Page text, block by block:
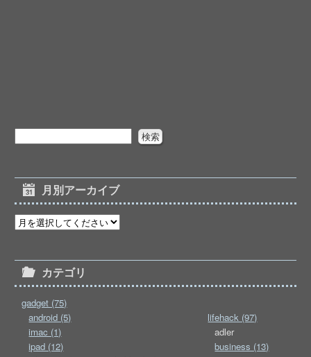
月別アーカイブ
カテゴリ
gadget (75)
android (5)
imac (1)
ipad (12)
lifehack (97)
adler
business (13)